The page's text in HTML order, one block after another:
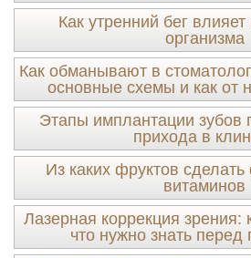
Как утренний бег
организма
Как обманывают в
основные схемы и как от
Этапы имплантации зубов
прихода в
Из каких фруктов
витаминов
Лазерная коррекция зрения:
что нужно знать перед